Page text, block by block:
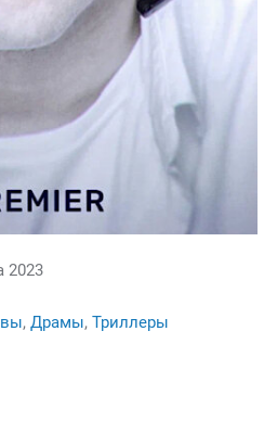
2023
, Драмы, Триллеры